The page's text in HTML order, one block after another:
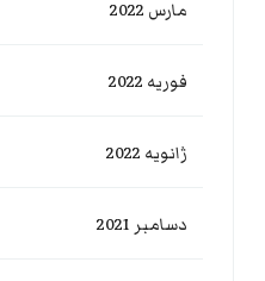
مارس 2022
فوریه 2022
ژانویه 2022
دسامبر 2021